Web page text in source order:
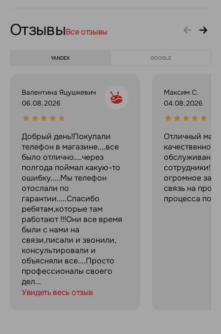
ОтзывыВсе отзывы
YANDEX GOOGLE
Валентина Яцушкевич
06.08.2026
Добрый день!Покупали
телефон в магазине....все
было отлично....через
полгода поймал какую-то
ошибку.....Мы телефон
отослали по
гарантии.....Спасибо
ребятам,которые там
работают !!!Они все время
были с нами на
связи,писали и звонили,
консультировали и
объясняли все....Просто
профессионалы своего
дел...
Увидеть весь отзыв
Максим С.
04.08.2026
Отличный
качественное
сотрудники!
огромное за
связь на
процесса